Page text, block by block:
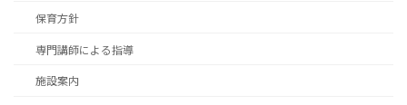
保育方針
専門講師による指導
施設案内